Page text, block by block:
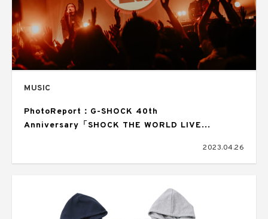
MUSIC
PhotoReport：G-SHOCK 40th
Anniversary「SHOCK THE WORLD LIVE
2023.04.26